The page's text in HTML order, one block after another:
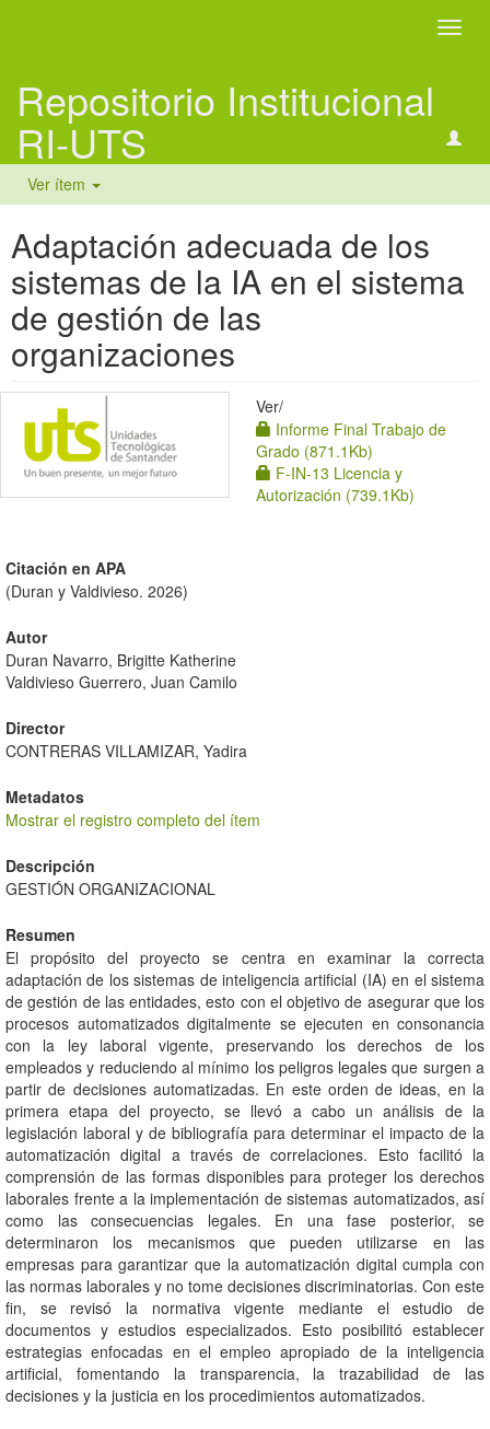
Repositorio Institucional
RI-UTS
Ver ítem
Adaptación adecuada de los
sistemas de la IA en el sistema
de gestión de las
organizaciones
Ver/
Informe Final Trabajo de
Grado (871.1Kb)
F-IN-13 Licencia y
Autorización (739.1Kb)
Citación en APA
(Duran y Valdivieso. 2026)
Autor
Duran Navarro, Brigitte Katherine
Valdivieso Guerrero, Juan Camilo
Director
CONTRERAS VILLAMIZAR, Yadira
Metadatos
Mostrar el registro completo del ítem
Descripción
GESTIÓN ORGANIZACIONAL
Resumen
El propósito del proyecto se centra en examinar la correcta
adaptación de los sistemas de inteligencia artificial (IA) en el sistema
de gestión de las entidades, esto con el objetivo de asegurar que los
procesos automatizados digitalmente se ejecuten en consonancia
con la ley laboral vigente, preservando los derechos de los
empleados y reduciendo al mínimo los peligros legales que surgen a
partir de decisiones automatizadas. En este orden de ideas, en la
primera etapa del proyecto, se llevó a cabo un análisis de la
legislación laboral y de bibliografía para determinar el impacto de la
automatización digital a través de correlaciones. Esto facilitó la
comprensión de las formas disponibles para proteger los derechos
laborales frente a la implementación de sistemas automatizados, así
como las consecuencias legales. En una fase posterior, se
determinaron los mecanismos que pueden utilizarse en las
empresas para garantizar que la automatización digital cumpla con
las normas laborales y no tome decisiones discriminatorias. Con este
fin, se revisó la normativa vigente mediante el estudio de
documentos y estudios especializados. Esto posibilitó establecer
estrategias enfocadas en el empleo apropiado de la inteligencia
artificial, fomentando la transparencia, la trazabilidad de las
decisiones y la justicia en los procedimientos automatizados.